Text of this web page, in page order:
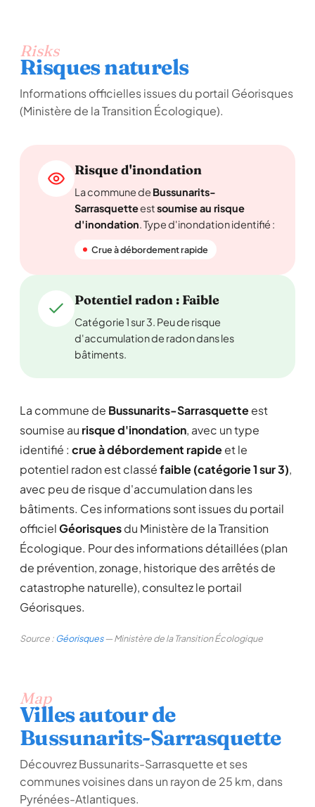
Risks
Risques naturels
Informations officielles issues du portail Géorisques
(Ministère de la Transition Écologique).
Risque d'inondation
La commune de Bussunarits-
Sarrasquetteestsoumise au risque
d'inondation. Type d'inondation identifié :
Crue à débordement rapide
Potentiel radon : Faible
Catégorie 1 sur 3. Peu de risque
d'accumulation de radon dans les
bâtiments.
La commune de Bussunarits-Sarrasquetteest
soumise au risque d'inondation, avec un type
identifié : crue à débordement rapideet le
potentiel radon est classéfaible (catégorie 1 sur 3),
avec peu de risque d'accumulation dans les
bâtiments. Ces informations sont issues du portail
officielGéorisquesdu Ministère de la Transition
Écologique. Pour des informations détaillées (plan
de prévention, zonage, historique des arrêtés de
catastrophe naturelle), consultez le portail
Géorisques.
Source :Géorisques— Ministère de la Transition Écologique
Map
Villes autour de
Bussunarits-Sarrasquette
Découvrez Bussunarits-Sarrasquette et ses
communes voisines dans un rayon de 25 km, dans
Pyrénées-Atlantiques.